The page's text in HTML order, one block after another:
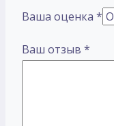
Ваша оценка *
Ваш отзыв *